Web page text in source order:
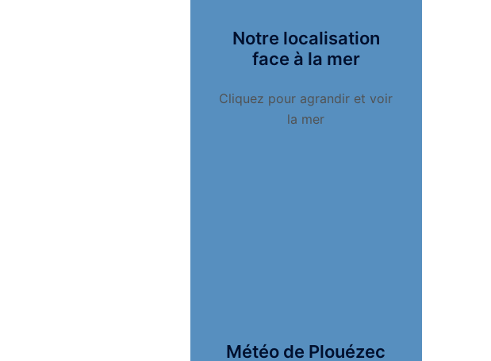
Notre localisation
face à la mer
Cliquez pour agrandir et voir
la mer
Météo de Plouézec